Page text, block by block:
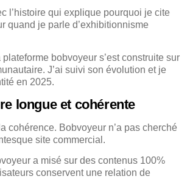
l’histoire qui explique pourquoi je cite
quand je parle d’exhibitionnisme
bobvoyeur s’est construite sur
J’ai suivi son évolution et je
en 2025.
longue et cohérente
cohérence. Bobvoyeur n’a pas cherché
site commercial.
a misé sur des contenus 100%
conservent une relation de